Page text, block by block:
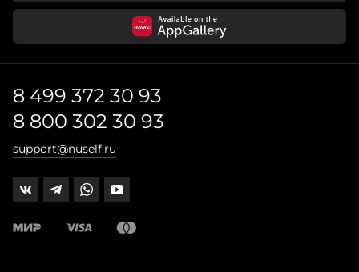
8 499 372 30 93
8 800 302 30 93
support@nuself.ru